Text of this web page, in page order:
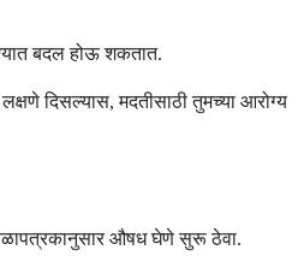
बदल होऊ शकतात.
दिसल्यास, मदतीसाठी तुमच्या आरोग्य
वेळापत्रकानुसार औषध घेणे सुरू ठेवा.